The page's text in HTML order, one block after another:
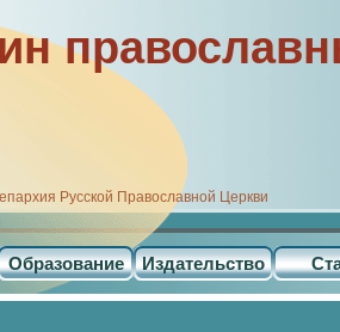
Русской Православной Церкви
Образование Издательство